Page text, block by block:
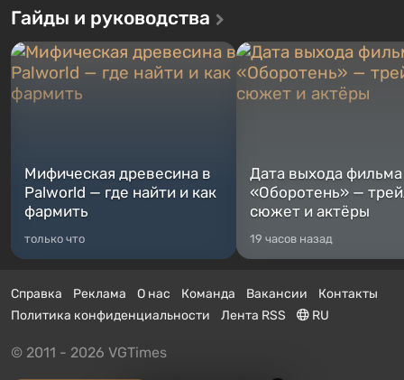
Гайды и руководства
Мифическая древесина в
Palworld — где найти и как
фармить
только что
Дата выхода фильма
«Оборотень» —
сюжет и актёры
19 часов назад
Справка Реклама О нас Команда Вакансии
Контакты
Политика конфиденциальности
Лента RSS RU
© 2011 - 2026 VGTimes